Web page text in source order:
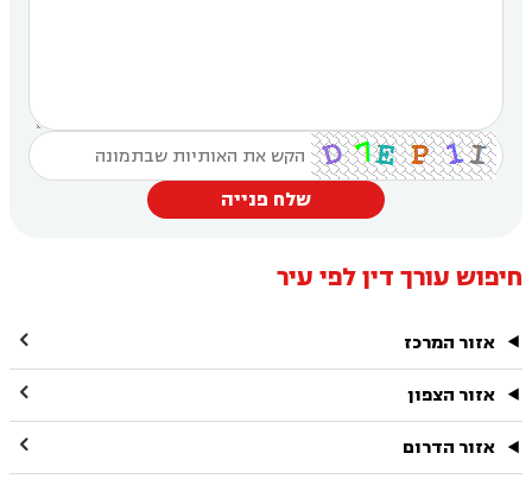
שלח פנייה
חיפוש עורך דין לפי עיר
אזור המרכז 
אזור הצפון 
אזור הדרום 